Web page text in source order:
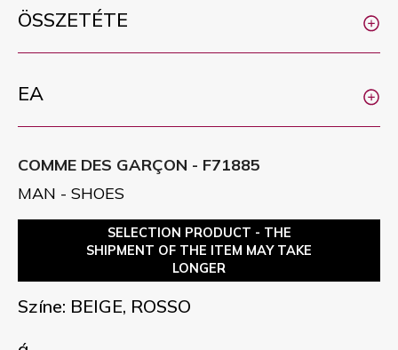
ÖSSZETÉTE
EA
COMME DES GARÇON - F71885
MAN - SHOES
SELECTION PRODUCT - THE
SHIPMENT OF THE ITEM MAY TAKE
LONGER
Színe: BEIGE, ROSSO